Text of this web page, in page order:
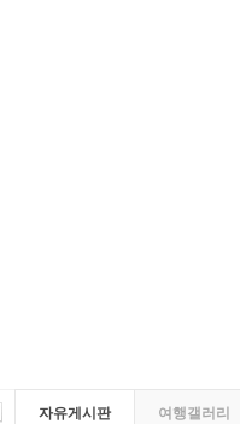
자유게시판 여행갤러리